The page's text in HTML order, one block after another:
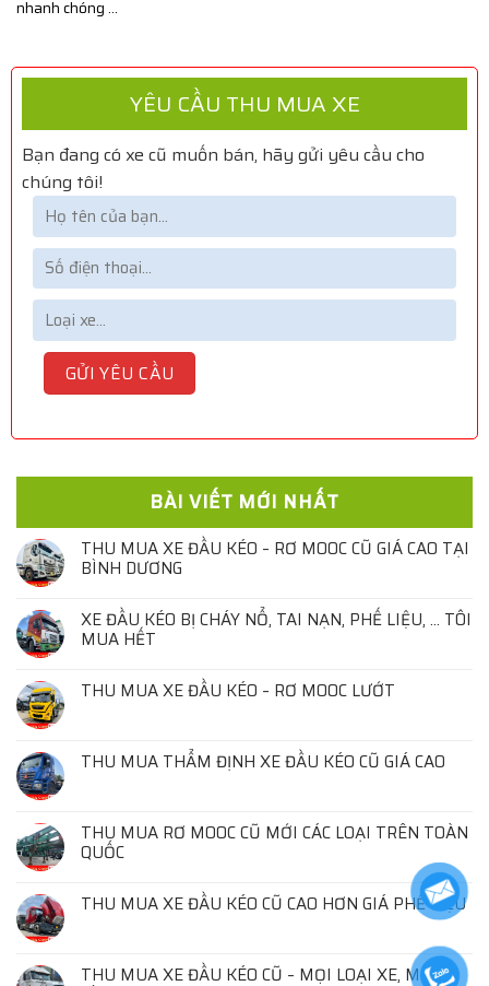
nhanh chóng ...
YÊU CẦU THU MUA XE
Bạn đang có xe cũ muốn bán, hãy gửi yêu cầu cho
chúng tôi!
BÀI VIẾT MỚI NHẤT
THU MUA XE ĐẦU KÉO – RƠ MOOC CŨ GIÁ CAO TẠI
BÌNH DƯƠNG
XE ĐẦU KÉO BỊ CHÁY NỔ, TAI NẠN, PHẾ LIỆU, … TÔI
MUA HẾT
THU MUA XE ĐẦU KÉO – RƠ MOOC LƯỚT
THU MUA THẨM ĐỊNH XE ĐẦU KÉO CŨ GIÁ CAO
THU MUA RƠ MOOC CŨ MỚI CÁC LOẠI TRÊN TOÀN
QUỐC
THU MUA XE ĐẦU KÉO CŨ CAO HƠN GIÁ PHẾ LIỆU
THU MUA XE ĐẦU KÉO CŨ – MỌI LOẠI XE, MỌI